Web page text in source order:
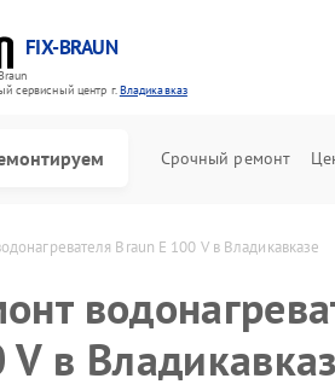
FIX-BRAUN
cервисный центр г.Владикавказ
Срочный ремонт
Braun E 100 V в Владикавказе
V в